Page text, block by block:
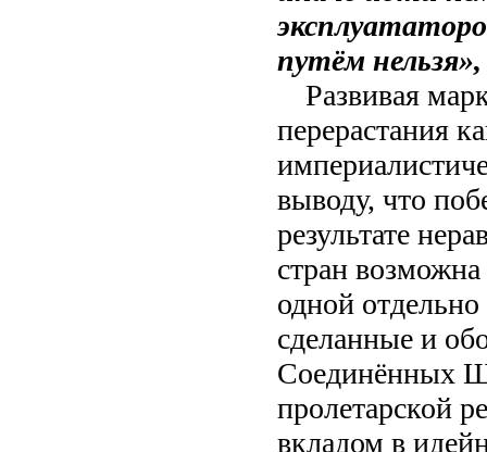
путём
Развивая
перерастания
выводу, что
результате
стран
одной
сделанные и
Соединённых
пролетарской
вкладом в